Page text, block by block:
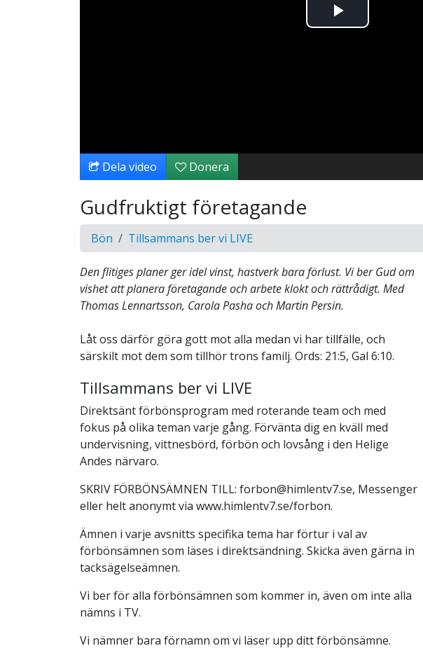
Spela
Dela video Donera
Gudfruktigt företagande
Bön Tillsammans ber vi LIVE
Den flitiges planer ger idel vinst, hastverk bara förlust. Vi ber Gud om
vishet att planera företagande och arbete klokt och rättrådigt. Med
Thomas Lennartsson, Carola Pasha och Martin Persin.
Låt oss därför göra gott mot alla medan vi har tillfälle, och
särskilt mot dem som tillhör trons familj. Ords: 21:5, Gal 6:10.
Tillsammans ber vi LIVE
Direktsänt förbönsprogram med roterande team och med
fokus på olika teman varje gång. Förvänta dig en kväll med
undervisning, vittnesbörd, förbön och lovsång i den Helige
Andes närvaro.
SKRIV FÖRBÖNSÄMNEN TILL: forbon@himlentv7.se, Messenger
eller helt anonymt via www.himlentv7.se/forbon.
Ämnen i varje avsnitts specifika tema har förtur i val av
förbönsämnen som läses i direktsändning. Skicka även gärna in
tacksägelseämnen.
Vi ber för alla förbönsämnen som kommer in, även om inte alla
nämns i TV.
Vi nämner bara förnamn om vi läser upp ditt förbönsämne.